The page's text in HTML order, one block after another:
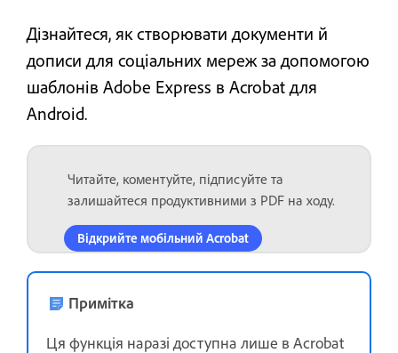
Дізнайтеся, як створювати документи й
дописи для соціальних мереж за допомогою
шаблонів Adobe Express в Acrobat для
Android.
Читайте, коментуйте, підписуйте та
залишайтеся продуктивними з PDF на ходу.
Відкрийте мобільний Acrobat
Примітка
Ця функція наразі доступна лише в Acrobat